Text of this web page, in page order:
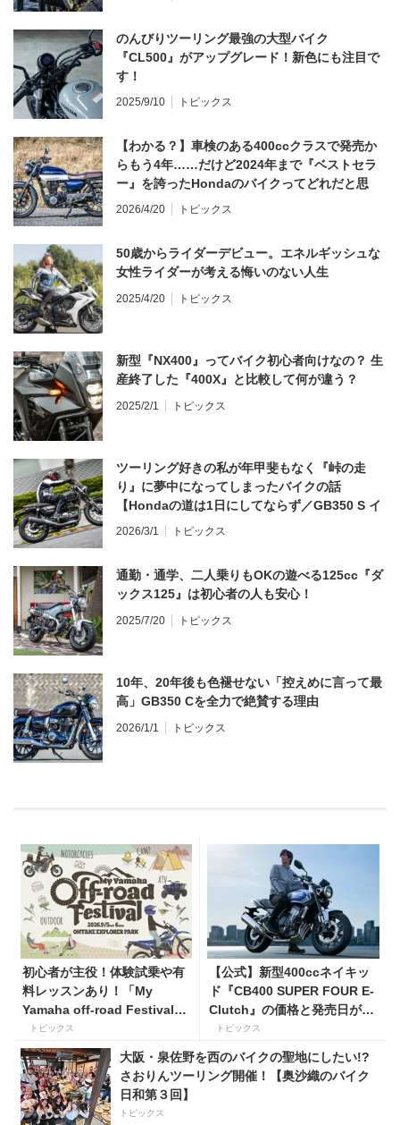
のんびりツーリング最強の大型バイク
『CL500』がアップグレード！新色にも注目で
す！
2025/9/10 トピックス
【わかる？】車検のある400ccクラスで発売か
らもう4年……だけど2024年まで『ベストセラ
ー』を誇ったHondaのバイクってどれだと思
う？
2026/4/20 トピックス
50歳からライダーデビュー。エネルギッシュな
女性ライダーが考える悔いのない人生
2025/4/20 トピックス
新型『NX400』ってバイク初心者向けなの？ 生
産終了した『400X』と比較して何が違う？
2025/2/1 トピックス
ツーリング好きの私が年甲斐もなく『峠の走
り』に夢中になってしまったバイクの話
【Hondaの道は1日にしてならず／GB350 S イ
ンプレ・レビュー 前編】
2026/3/1 トピックス
通勤・通学、二人乗りもOKの遊べる125cc『ダ
ックス125』は初心者の人も安心！
2025/7/20 トピックス
10年、20年後も色褪せない「控えめに言って最
高」GB350 Cを全力で絶賛する理由
2026/1/1 トピックス
初心者が主役！体験試乗や有
料レッスンあり！「My
Yamaha off-road Festival」
を9月5日・6日にオンタケエ
クスプローラーパークで実
施！
トピックス
【公式】新型400ccネイキッ
ド『CB400 SUPER FOUR E-
Clutch』の価格と発売日が決
定！ シリーズ最高58馬力＆
14kgもの軽量化!? 完全に
「旧CB400SF」を超えた!?
【Honda2026新車ニュース】
トピックス
大阪・泉佐野を西のバイクの聖地にしたい!?
さおりんツーリング開催！【奥沙織のバイク
日和第３回】
トピックス